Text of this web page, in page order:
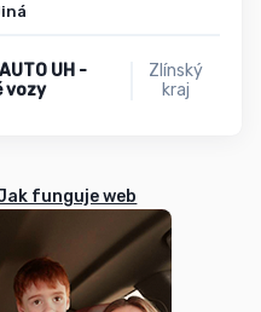
UH -
vozy
Zlínský
kraj
funguje web